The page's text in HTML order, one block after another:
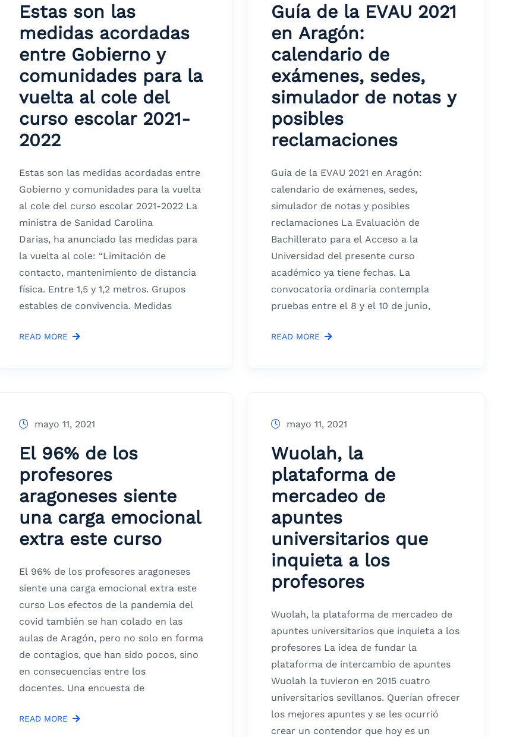
Estas son las
medidas acordadas
entre Gobierno y
comunidades para la
vuelta al cole del
curso escolar 2021-
2022
Estas son las medidas acordadas entre
Gobierno y comunidades para la vuelta
al cole del curso escolar 2021-2022 La
ministra de Sanidad Carolina
Darias, ha anunciado las medidas para
la vuelta al cole: “Limitación de
contacto, mantenimiento de distancia
física. Entre 1,5 y 1,2 metros. Grupos
estables de convivencia. Medidas
READ MORE
Guía de la EVAU 2021
en Aragón:
calendario de
exámenes, sedes,
simulador de notas y
posibles
reclamaciones
Guía de la EVAU 2021 en Aragón:
calendario de exámenes, sedes,
simulador de notas y posibles
reclamaciones La Evaluación de
Bachillerato para el Acceso a la
Universidad del presente curso
académico ya tiene fechas. La
convocatoria ordinaria contempla
pruebas entre el 8 y el 10 de junio,
READ MORE
mayo 11, 2021
El 96% de los
profesores
aragoneses siente
una carga emocional
extra este curso
El 96% de los profesores aragoneses
siente una carga emocional extra este
curso Los efectos de la pandemia del
covid también se han colado en las
aulas de Aragón, pero no solo en forma
de contagios, que han sido pocos, sino
en consecuencias entre los
docentes. Una encuesta de
READ MORE
mayo 11, 2021
Wuolah, la
plataforma de
mercadeo de
apuntes
universitarios que
inquieta a los
profesores
Wuolah, la plataforma de mercadeo de
apuntes universitarios que inquieta a los
profesores La idea de fundar la
plataforma de intercambio de apuntes
Wuolah la tuvieron en 2015 cuatro
universitarios sevillanos. Querían ofrecer
los mejores apuntes y se les ocurrió
crear un contendor que hoy es un